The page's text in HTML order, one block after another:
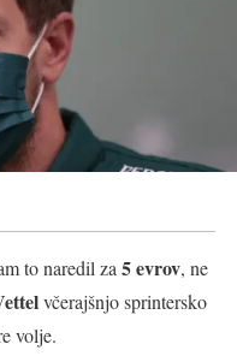
to naredil za5 evrov, ne
včerajšnjo sprintersko
volje.